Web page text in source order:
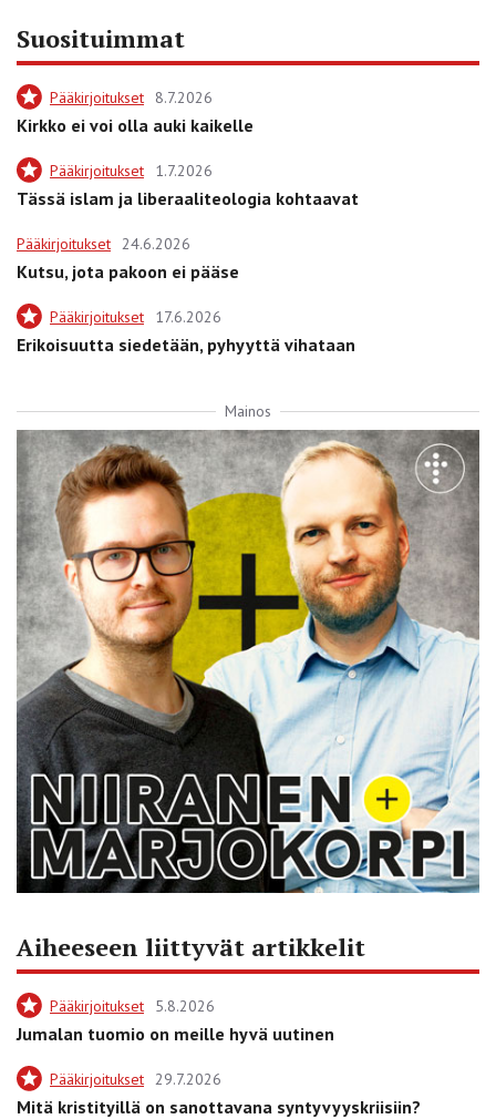
Suosituimmat
Pääkirjoitukset 8.7.2026
Kirkko ei voi olla auki kaikelle
Pääkirjoitukset 1.7.2026
Tässä islam ja liberaaliteologia kohtaavat
Pääkirjoitukset 24.6.2026
Kutsu, jota pakoon ei pääse
Pääkirjoitukset 17.6.2026
Erikoisuutta siedetään, pyhyyttä vihataan
Mainos
Aiheeseen liittyvät artikkelit
Pääkirjoitukset 5.8.2026
Jumalan tuomio on meille hyvä uutinen
Pääkirjoitukset 29.7.2026
Mitä kristityillä on sanottavana syntyvyyskriisiin?